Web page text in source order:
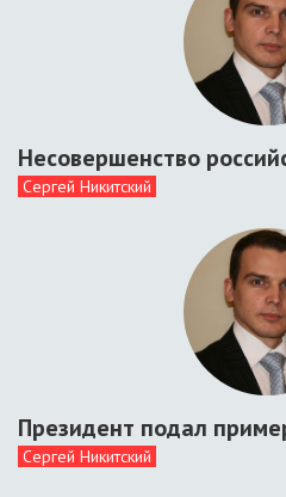
Несовершенство
Сергей Никитский
Президент подал
Сергей Никитский